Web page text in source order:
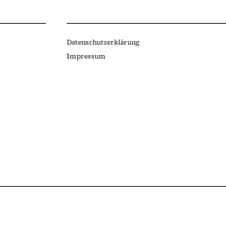
Datenschutzerklärung
Impressum